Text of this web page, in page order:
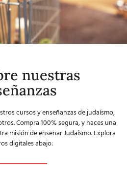
nuestras
cursos y enseñanzas de judaísmo,
Compra 100% segura, y haces una
misión de enseñar Judaísmo. Explora
digitales abajo: